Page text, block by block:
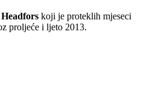
koji je proteklih mjeseci
proljeće i ljeto 2013.